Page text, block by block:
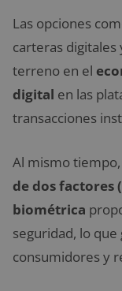
Las opciones
carteras digitales
terreno en el
digital en las
transacciones
Al mismo
de dos factores
biométrica
seguridad, lo
consumidores y